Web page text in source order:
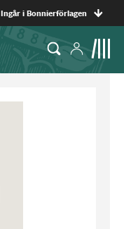
Ingår i Bonnierförlagen